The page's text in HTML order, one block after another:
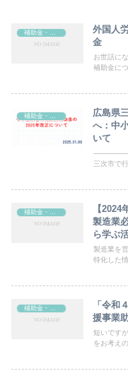
補助金・助成金
外国人
金
お世話に
補助金に
補助金・助成金
広島県
へ：中
いて
三次市で
補助金・助成金
【
製造業
ら学ぶ
製造業を
特化した
補助金・助成金
「令和
援事業
短いです
をお考え